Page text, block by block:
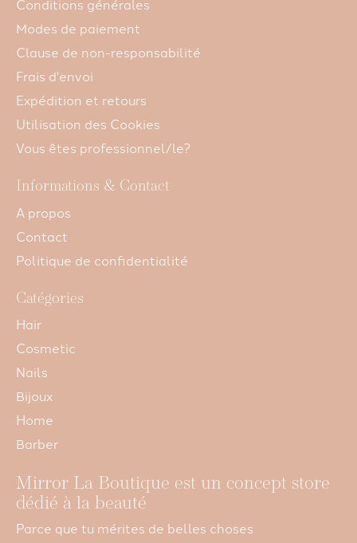
Conditions générales
Modes de paiement
Clause de non-responsabilité
Frais d'envoi
Expédition et retours
Utilisation des Cookies
Vous êtes professionnel/le?
Informations & Contact
A propos
Contact
Politique de confidentialité
Catégories
Hair
Cosmetic
Nails
Bijoux
Home
Barber
Mirror La Boutique est un concept store
dédié à la beauté
Parce que tu mérites de belles choses